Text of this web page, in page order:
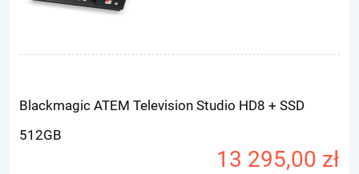
Blackmagic ATEM Television Studio HD8 + SSD
512GB
13 295,00 zł